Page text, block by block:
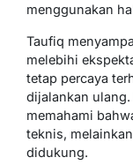
menggunakan
Taufiq
melebihi
tetap percaya
dijalankan ulang.
memahami
teknis,
didukung.